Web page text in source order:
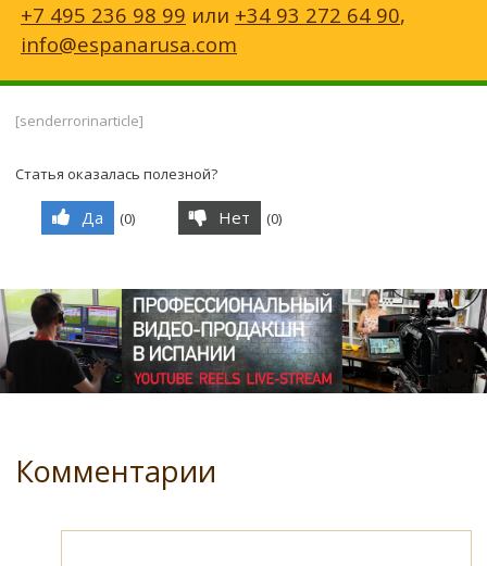
+7 495 236 98 99 или +34 93 272 64 90,
info@espanarusa.com
[senderrorinarticle]
Статья оказалась полезной?
Да (0) Нет (0)
Комментарии